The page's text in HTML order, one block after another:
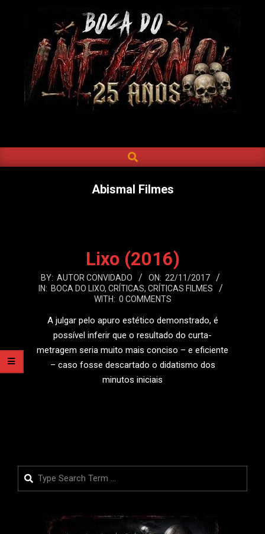
DO
INFERNO
Navigation
SEARCH
Abismal Filmes
Lixo (2016)
2017-
11-
BY: AUTOR CONVIDADO ON: 22/11/2017
IN: BOCA DO LIXO, CRÍTICAS, CRÍTICAS FILMES
WITH: 0 COMMENTS
A julgar pelo apuro estético demonstrado, é
possível inferir que o resultado do curta-
metragem seria muito mais conciso – e eficiente
– caso fosse descartado o didatismo dos
minutos iniciais
Search